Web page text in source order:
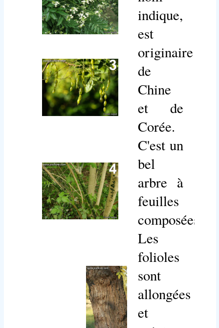
indique,
est
originaire
de
Chine
et de
Corée.
C'est un
bel
arbre à
feuilles
composées.
Les
folioles
sont
allongées
et